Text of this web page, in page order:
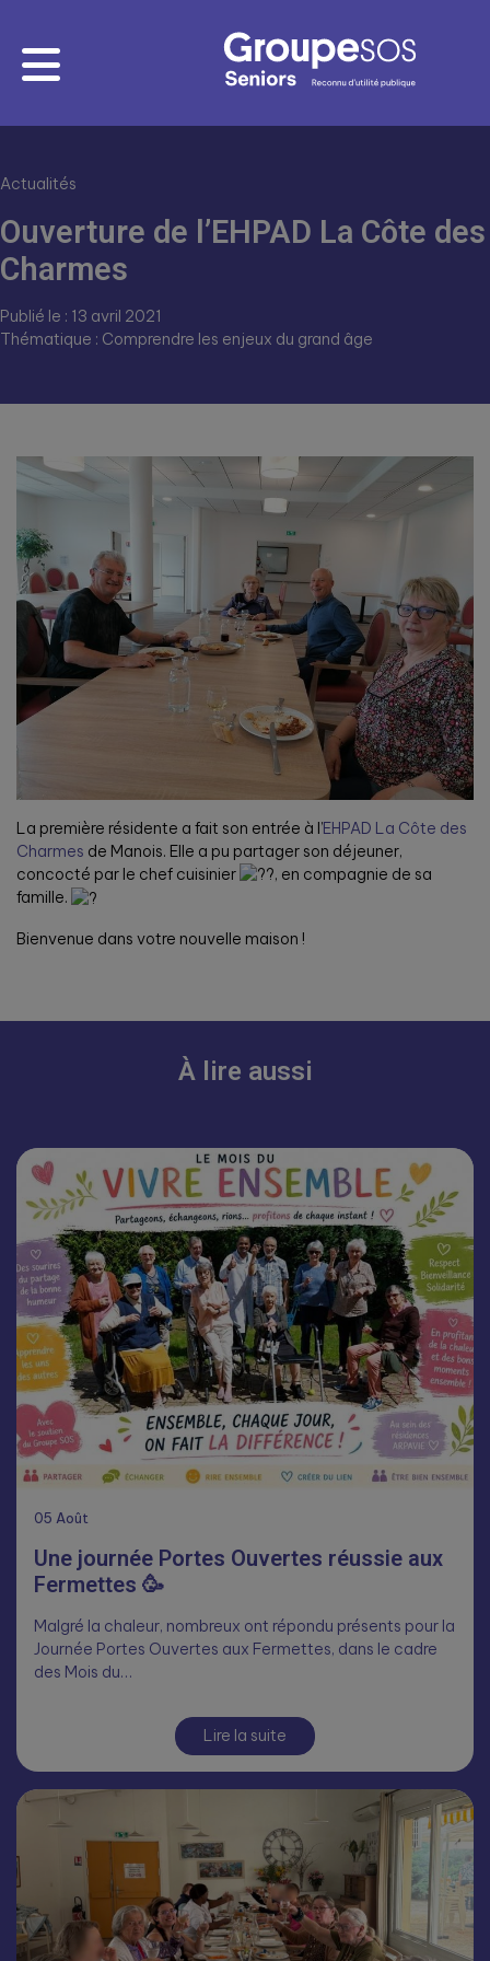
Actualités
Ouverture de l’EHPAD La Côte des
Charmes
Publié le : 13 avril 2021
Thématique : Comprendre les enjeux du grand âge
La première résidente a fait son entrée à l’EHPAD La Côte des
Charmes de Manois. Elle a pu partager son déjeuner,
concocté par le chef cuisinier
, en compagnie de sa
famille.
Bienvenue dans votre nouvelle maison !
À lire aussi
05 Août
Une journée Portes Ouvertes réussie aux
Fermettes 🥳
Malgré la chaleur, nombreux ont répondu présents pour la
Journée Portes Ouvertes aux Fermettes, dans le cadre
des Mois du…
Lire la suite